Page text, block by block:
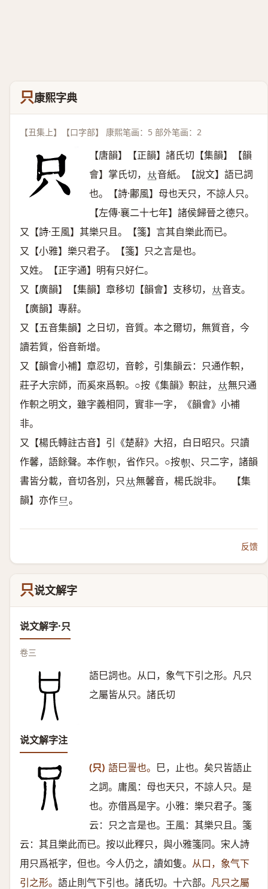
只康熙字典
【丑集上】【口字部】 康熙笔画：5 部外笔画：2
【唐韻】【正韻】諸氏切【集韻】【韻
會】掌氏切， 𠀤音紙。【說文】語已詞
也。【詩·鄘風】母也天只，不諒人只。
【左傳·襄二十七年】諸侯歸晉之德只。
又【詩·王風】其樂只且。【箋】言其自樂此而已。
又【小雅】樂只君子。【箋】只之言是也。
又姓。【正字通】明有只好仁。
又【廣韻】【集韻】章移切【韻會】支移切， 𠀤音支。
【廣韻】專辭。
又【五音集韻】之日切，音質。本之爾切，無質音，今
讀若質，俗音新增。
又【韻會小補】章忍切，音軫，引集韻云：只通作軹，
莊子大宗師，而奚來爲軹。○按《集韻》軹註， 𠀤無只通
作軹之明文，雖字義相同，實非一字，《韻會》小補
非。
又【楊氏轉註古音】引《楚辭》大招，白日昭只。只讀
作馨，語餘聲。本作𠷓 ，省作只。○按𠷓 、只二字，諸韻
書皆分載，音切各別，只𠀤無馨音，楊氏說非。 【集
韻】亦作𠮡 。
反馈
只说文解字
说文解字·只
卷三
語巳詞也。从口，象气下引之形。凡只
之屬皆从只。諸氏切
说文解字注
(只) 語巳䛐也。 巳，止也。矣只皆語止
之詞。庸風：母也天只，不諒人只。是
也。亦借爲是字。小雅：樂只君子。箋
云：只之言是也。王風：其樂只且。箋
云：其且樂此而已。按以此釋只，與小雅箋同。宋人詩
用只爲衹字，但也。今人仍之，讀如隻。 从口，象气下
引之形。 語止則气下引也。諸氏切。十六部。 凡只之屬